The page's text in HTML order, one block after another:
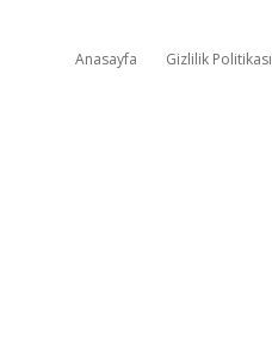
Anasayfa Gizlilik Politikası